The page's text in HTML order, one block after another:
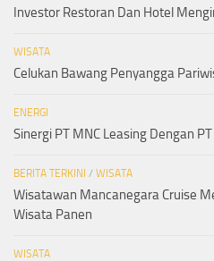
Investor Restoran Dan Hotel
WISATA
Celukan Bawang Penyangga
ENERGI
Sinergi PT MNC Leasing Dengan
BERITA TERKINI / WISATA
Wisatawan Mancanegara Cruise
Wisata Panen
WISATA